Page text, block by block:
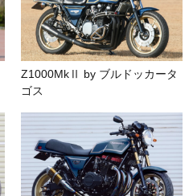
Z1000MkⅡ by ブルドッカータ
ゴス